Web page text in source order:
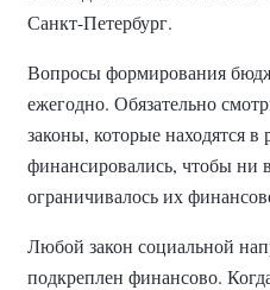
Санкт-Петербург.
Вопросы формирования
ежегодно. Обязательно
законы, которые находятся в
финансировались, чтобы ни
ограничивалось их
Любой закон социальной
подкреплен финансово.